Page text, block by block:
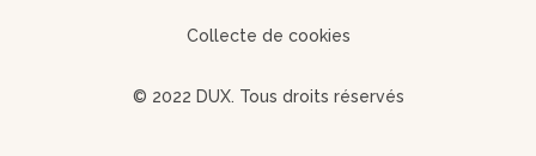
Collecte de cookies
© 2022 DUX. Tous droits réservés